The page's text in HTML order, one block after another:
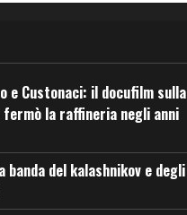
e Custonaci: il docufilm sulla
la raffineria negli anni
banda del kalashnikov e degli